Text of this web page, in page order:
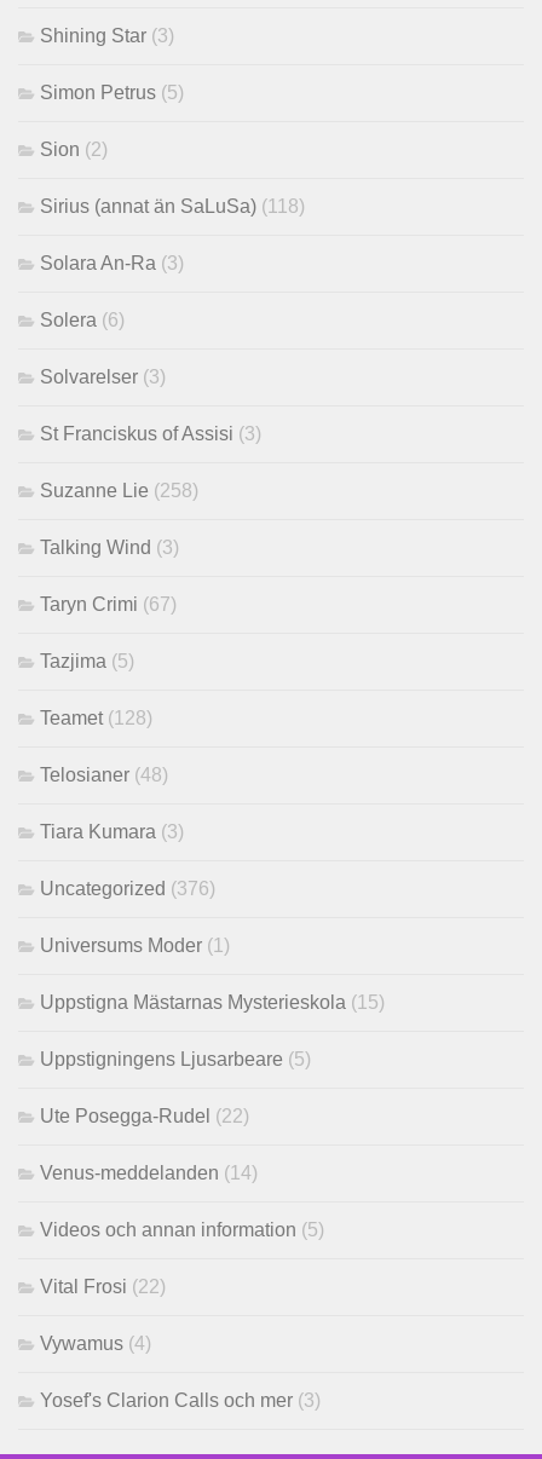
Shining Star (3)
Simon Petrus (5)
Sion (2)
Sirius (annat än SaLuSa) (118)
Solara An-Ra (3)
Solera (6)
Solvarelser (3)
St Franciskus of Assisi (3)
Suzanne Lie (258)
Talking Wind (3)
Taryn Crimi (67)
Tazjima (5)
Teamet (128)
Telosianer (48)
Tiara Kumara (3)
Uncategorized (376)
Universums Moder (1)
Uppstigna Mästarnas Mysterieskola (15)
Uppstigningens Ljusarbeare (5)
Ute Posegga-Rudel (22)
Venus-meddelanden (14)
Videos och annan information (5)
Vital Frosi (22)
Vywamus (4)
Yosef's Clarion Calls och mer (3)